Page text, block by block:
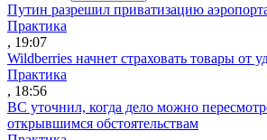
Путин разрешил приватизацию
Практика
, 19:07
Wildberries начнет страховать товары от
Практика
, 18:56
ВС уточнил, когда дело можно
открывшимся обстоятельствам